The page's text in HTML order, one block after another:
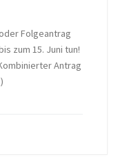
Folgeantrag
zum 15. Juni tun!
Antrag